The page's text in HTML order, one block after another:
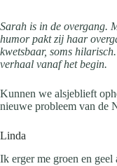
Sarah is in de overgang.
humor pakt zij haar
kwetsbaar, soms
verhaal vanaf het begin.
Kunnen we alsjeblieft
nieuwe probleem van de
Linda
Ik erger me groen en